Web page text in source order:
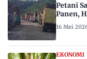
Petani
Panen,
16 Mei
EKONOMI